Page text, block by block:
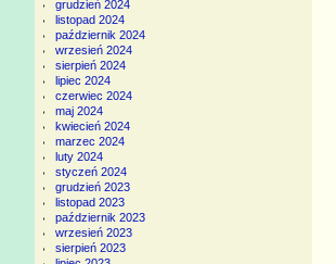
grudzień 2024
listopad 2024
październik 2024
wrzesień 2024
sierpień 2024
lipiec 2024
czerwiec 2024
maj 2024
kwiecień 2024
marzec 2024
luty 2024
styczeń 2024
grudzień 2023
listopad 2023
październik 2023
wrzesień 2023
sierpień 2023